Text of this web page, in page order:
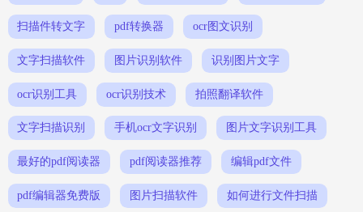
扫描件转文字 pdf转换器 ocr图文识别
文字扫描软件 图片识别软件 识别图片文字
ocr识别工具 ocr识别技术 拍照翻译软件
文字扫描识别 手机ocr文字识别 图片文字识别工具
最好的pdf阅读器 pdf阅读器推荐 编辑pdf文件
pdf编辑器免费版 图片扫描软件 如何进行文件扫描